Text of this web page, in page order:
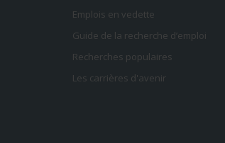
Emplois en vedette
Guide de la recherche d’emploi
Recherches populaires
Les carrières d'avenir